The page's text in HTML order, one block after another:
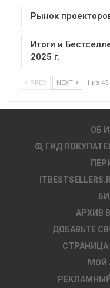
Рынок
Итоги и
2025 г.
PREV NEXT 1 из 45
ОБ
ГИД
АРХИВ
ДОБАВЬТЕ
СТРАНИЦА
МОЙ